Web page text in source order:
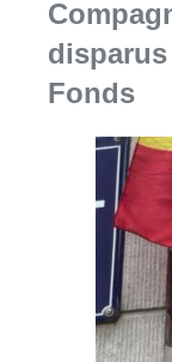
09 août 2026
La